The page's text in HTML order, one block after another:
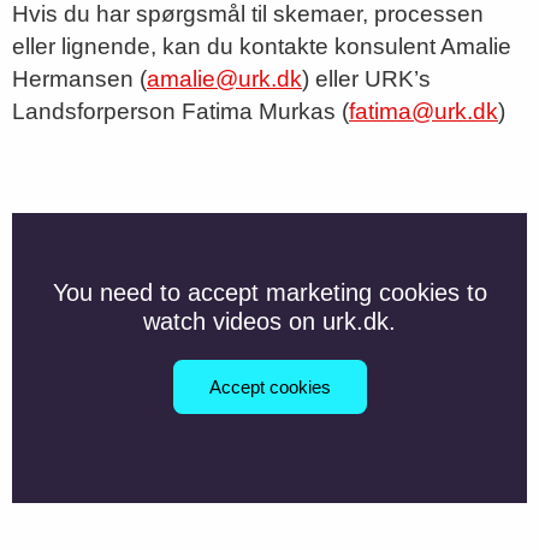
Hvis du har spørgsmål til skemaer, processen
eller lignende, kan du kontakte konsulent Amalie
Hermansen (amalie@urk.dk) eller URK’s
Landsforperson Fatima Murkas (fatima@urk.dk)
You need to accept marketing cookies to
watch videos on urk.dk.
Accept cookies